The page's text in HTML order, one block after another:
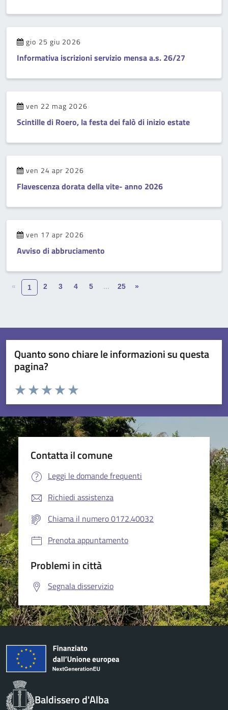
gio 25 giu 2026
Informativa iscrizioni servizio mensa a.s. 26/27
ven 22 mag 2026
Scintille di Roero, la festa dei falò di inizio estate
ven 24 apr 2026
Flavescenza dorata della vite- anno 2026
ven 17 apr 2026
Avviso di abbruciamento
« 1 2 3 4 5 ... 25 »
Quanto sono chiare le informazioni su questa
pagina?
Valuta da 1 a 5 stelle la pagina
Valuta 5 stelle su 5
Valuta 4 stelle su 5
Valuta 3 stelle su 5
Valuta 2 stelle su 5
Valuta 1 stelle su 5
Contatta il comune
Leggi le domande frequenti
Richiedi assistenza
Chiama il numero 0172.40032
Prenota appuntamento
Problemi in città
Segnala disservizio
Baldissero d'Alba